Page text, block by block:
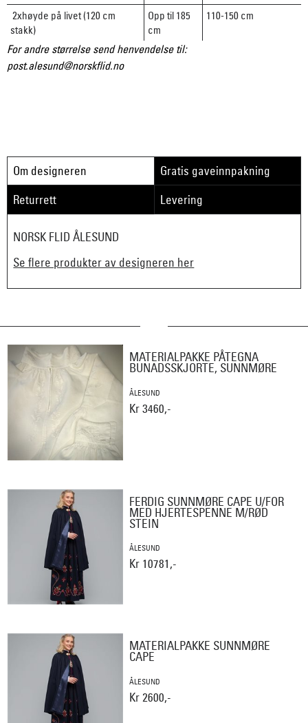
2xhøyde på livet (120 cm
stakk)
Opp til 185
cm
110-150 cm
For andre størrelse send henvendelse til:
post.alesund@norskflid.no
Om designeren
Gratis gaveinnpakning
Returrett
Levering
NORSK FLID ÅLESUND
Se flere produkter av designeren her
MATERIALPAKKE PÅTEGNA
BUNADSSKJORTE, SUNNMØRE
ÅLESUND
Kr 3460,-
FERDIG SUNNMØRE CAPE U/FOR
MED HJERTESPENNE M/RØD
STEIN
ÅLESUND
Kr 10781,-
MATERIALPAKKE SUNNMØRE
CAPE
ÅLESUND
Kr 2600,-